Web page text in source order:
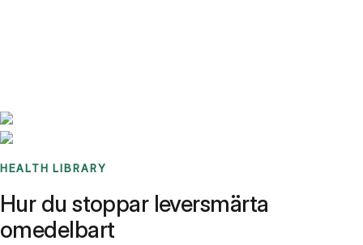
HEALTH LIBRARY
Hur du stoppar leversmärta
omedelbart